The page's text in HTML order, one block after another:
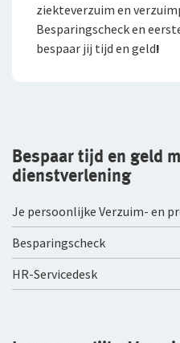
Zakelijke
Bekijk alle zakelijke
ZW-
Anw-pensioen
ziekteverzuim en
Besparingscheck en
bespaar jij tijd en geld!
Bespaar tijd en geld
dienstverlening
Je persoonlijke Verzuim- en
Besparingscheck
HR-Servicedesk